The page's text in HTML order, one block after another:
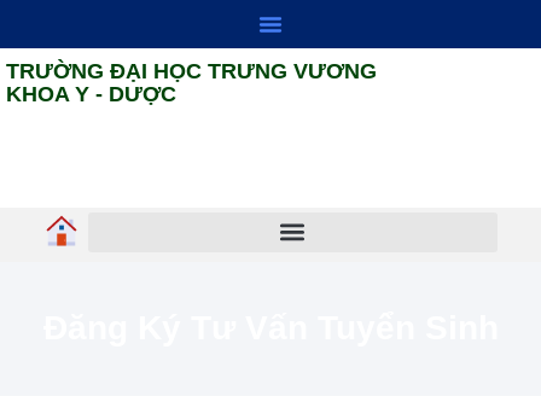
TRƯỜNG ĐẠI HỌC TRƯNG VƯƠNG
KHOA Y - DƯỢC